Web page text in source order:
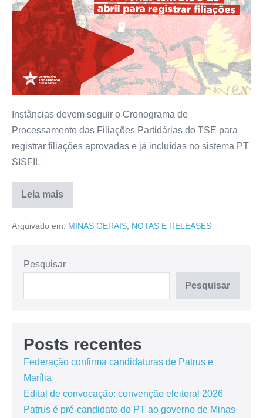
Instâncias devem seguir o Cronograma de
Processamento das Filiações Partidárias do TSE para
registrar filiações aprovadas e já incluídas no sistema PT
SISFIL
Leia mais
Arquivado em: MINAS GERAIS NOTAS E RELEASES
Pesquisar
Pesquisar
Posts recentes
Federação confirma candidaturas de Patrus e
Marília
Edital de convocação: convenção eleitoral 2026
Patrus é pré-candidato do PT ao governo de Minas